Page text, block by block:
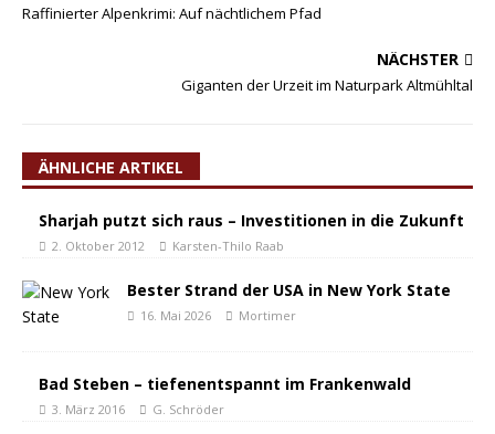
Raffinierter Alpenkrimi: Auf nächtlichem Pfad
NÄCHSTER
Giganten der Urzeit im Naturpark Altmühltal
ÄHNLICHE ARTIKEL
Sharjah putzt sich raus – Investitionen in die Zukunft
2. Oktober 2012 Karsten-Thilo Raab
Bester Strand der USA in New York State
16. Mai 2026 Mortimer
Bad Steben – tiefenentspannt im Frankenwald
3. März 2016 G. Schröder